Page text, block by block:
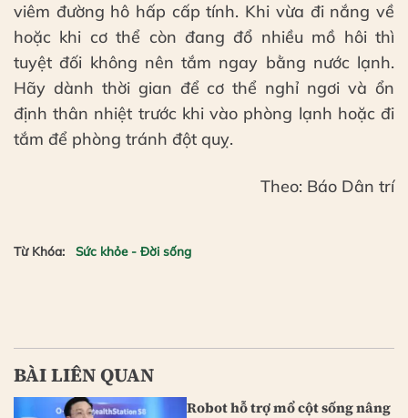
viêm đường hô hấp cấp tính. Khi vừa đi nắng về
hoặc khi cơ thể còn đang đổ nhiều mồ hôi thì
tuyệt đối không nên tắm ngay bằng nước lạnh.
Hãy dành thời gian để cơ thể nghỉ ngơi và ổn
định thân nhiệt trước khi vào phòng lạnh hoặc đi
tắm để phòng tránh đột quỵ.
Theo: Báo Dân trí
Từ Khóa: Sức khỏe - Đời sống
BÀI LIÊN QUAN
Robot hỗ trợ mổ cột sống nâng